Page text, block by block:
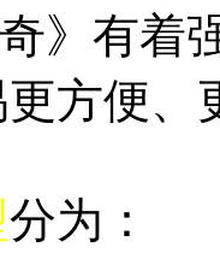
》有着
方便、
分为：